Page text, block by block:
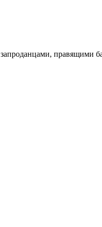
правящими